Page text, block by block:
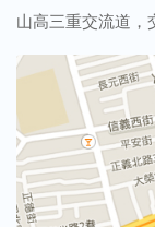
山高三重交流道，